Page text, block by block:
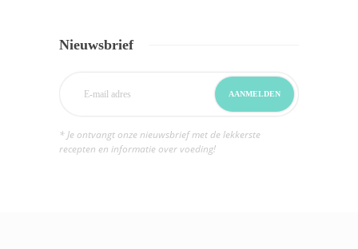
Nieuwsbrief
* Je ontvangt onze nieuwsbrief met de lekkerste
recepten en informatie over voeding!